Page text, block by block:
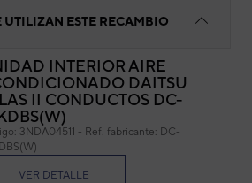
ESTE RECAMBIO
INTERIOR AIRE
DAITSU
II CONDUCTOS DC-
3NDA04511 - Ref. fabricante: DC-
VER DETALLE